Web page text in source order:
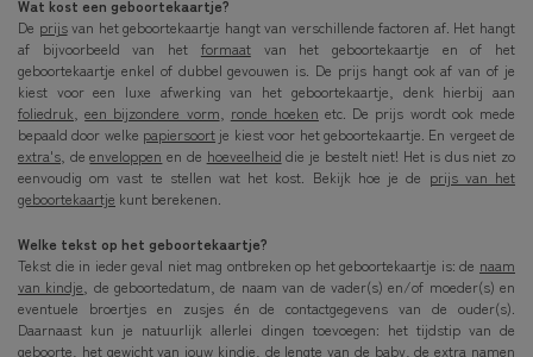
Wat kost een geboortekaartje?
De prijsvan het geboortekaartje hangt van verschillende factoren af. Het hangt
af bijvoorbeeld van het formaatvan het geboortekaartje en of het
geboortekaartje enkel of dubbel gevouwen is. De prijs hangt ook af van of je
kiest voor een luxe afwerking van het geboortekaartje, denk hierbij aan
foliedruk ,een bijzondere vorm ronde hoeken etc. De prijs wordt ook mede
bepaald door welke papiersoort je kiest voor het geboortekaartje. En vergeet de
extra's , deenveloppen en de hoeveelheid die je bestelt niet! Het is dus niet zo
eenvoudig om vast te stellen wat het kost. Bekijk hoe je de prijs van het
geboortekaartje kunt berekenen.
Welke tekst op het geboortekaartje?
Tekst die in ieder geval niet mag ontbreken op het geboortekaartje is: de naam
van kindje , de geboortedatum, de naam van de vader(s) en/of moeder(s) en
eventuele broertjes en zusjes én de contactgegevens van de ouder(s).
Daarnaast kun je natuurlijk allerlei dingen toevoegen: het tijdstip van de
geboorte, het gewicht van jouw kindje, de lengte van de baby, de extra namen